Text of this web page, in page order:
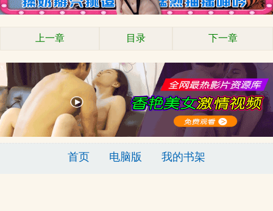
上一章 目录 下一章
x
首页 电脑版 我的书架